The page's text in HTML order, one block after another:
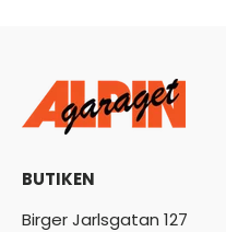
BUTIKEN
Birger Jarlsgatan 127